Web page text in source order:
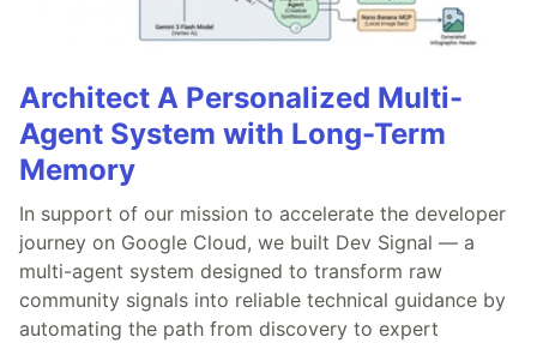
Architect A Personalized Multi-
Agent System with Long-Term
Memory
In support of our mission to accelerate the developer
journey on Google Cloud, we built Dev Signal — a
multi-agent system designed to transform raw
community signals into reliable technical guidance by
automating the path from discovery to expert